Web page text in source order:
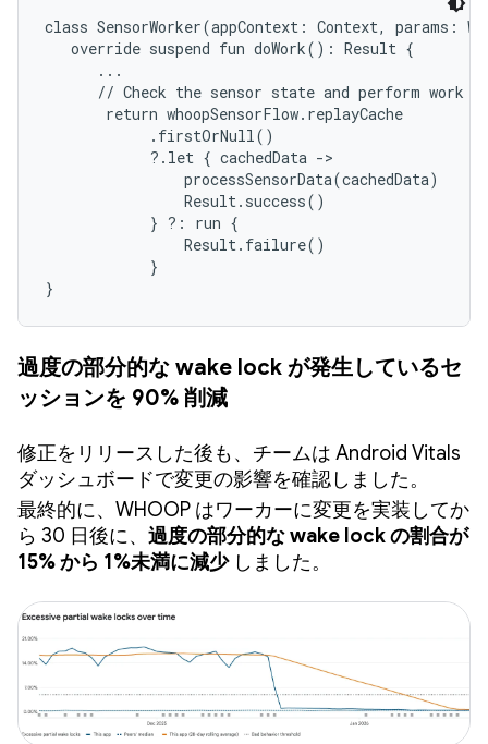
class SensorWorker(appContext: Context, params:
   override suspend fun doWork(): Result {
      ...
// Check the sensor state and perform work
       return whoopSensorFlow.replayCache
            .firstOrNull()
            ?.let { cachedData ->
                processSensorData(cachedData)
                Result.success()
            } ?: run {
                Result.failure()
            }
}
過度の部分的な wake lock が発生しているセ
ッションを 90% 削減
修正をリリースした後も、チームは Android Vitals
ダッシュボードで変更の影響を確認しました。
最終的に、WHOOP はワーカーに変更を実装してか
ら 30 日後に、 過度の部分的な wake lock の割合が
15% から 1%未満に減少しました。